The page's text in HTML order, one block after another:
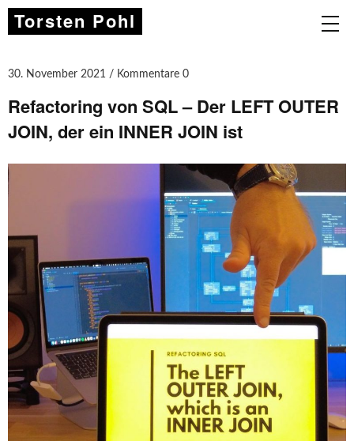
Torsten Pohl
30. November 2021 Kommentare 0
Refactoring von SQL – Der LEFT OUTER
JOIN, der ein INNER JOIN ist